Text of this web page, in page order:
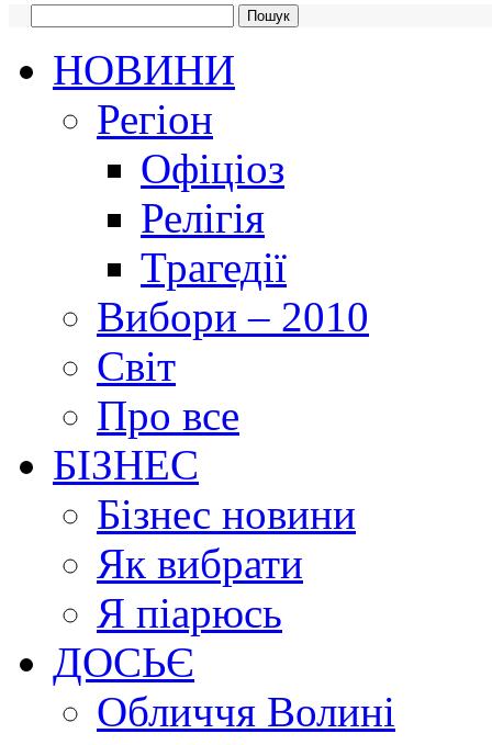
НОВИНИ
Регіон
Офіціоз
Релігія
Трагедії
Вибори – 2010
Світ
Про все
БІЗНЕС
Бізнес новини
Як вибрати
Я піарюсь
ДОСЬЄ
Обличчя Волині